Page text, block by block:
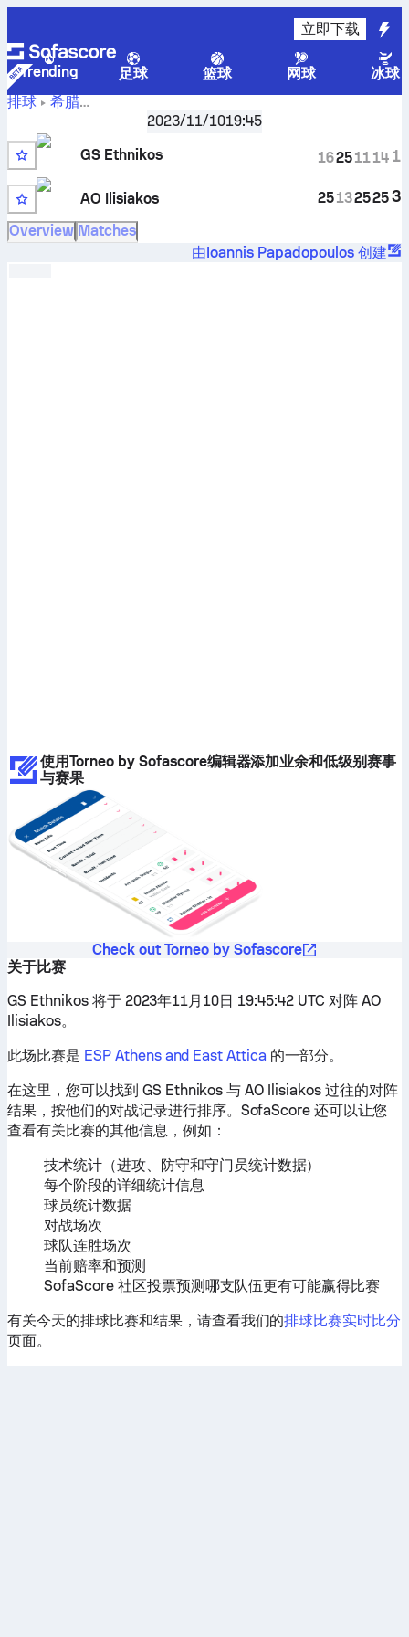
立即下载
Trending 足球 篮球 网球
冰球
排球
希腊
ESP Athens and East Attica - Phase 1, B 组
Ethnikos 对阵 AO Ilisiakos 比分、赛程、数据、对战记录和
预测
2023/11/1019:45
GS Ethnikos
AO Ilisiakos
16
25
25
13
11
25
14
25
1
3
Overview Matches
由Ioannis Papadopoulos 创建
使用Torneo by Sofascore编辑器添加业余和低级别赛事
与赛果
Check out Torneo by Sofascore
关于比赛
GS Ethnikos 将于 2023年11月10日 19:45:42 UTC 对阵 AO
Ilisiakos。
此场比赛是 ESP Athens and East Attica 的一部分。
在这里，您可以找到 GS Ethnikos 与 AO Ilisiakos 过往的对阵
结果，按他们的对战记录进行排序。SofaScore 还可以让您
查看有关比赛的其他信息，例如：
技术统计（进攻、防守和守门员统计数据）
每个阶段的详细统计信息
球员统计数据
对战场次
球队连胜场次
当前赔率和预测
SofaScore 社区投票预测哪支队伍更有可能赢得比赛
有关今天的排球比赛和结果，请查看我们的排球比赛实时比分
页面。